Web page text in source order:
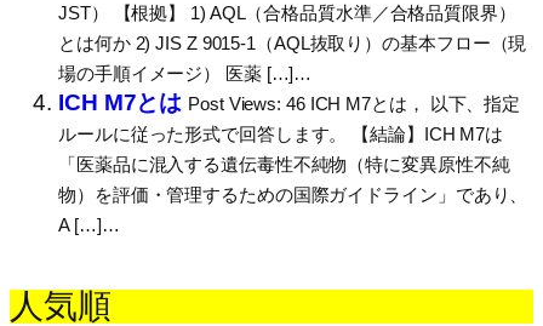
JST） 【根拠】 1) AQL（合格品質水準／合格品質限界）
とは何か 2) JIS Z 9015-1（AQL抜取り）の基本フロー（現
場の手順イメージ） 医薬 […]…
ICH M7とは Post Views: 46 ICH M7とは， 以下、指定
ルールに従った形式で回答します。 【結論】ICH M7は
「医薬品に混入する遺伝毒性不純物（特に変異原性不純
物）を評価・管理するための国際ガイドライン」であり、
A […]…
人気順